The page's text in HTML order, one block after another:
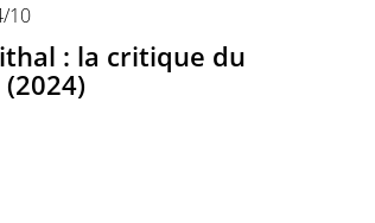
/10
: la critique du